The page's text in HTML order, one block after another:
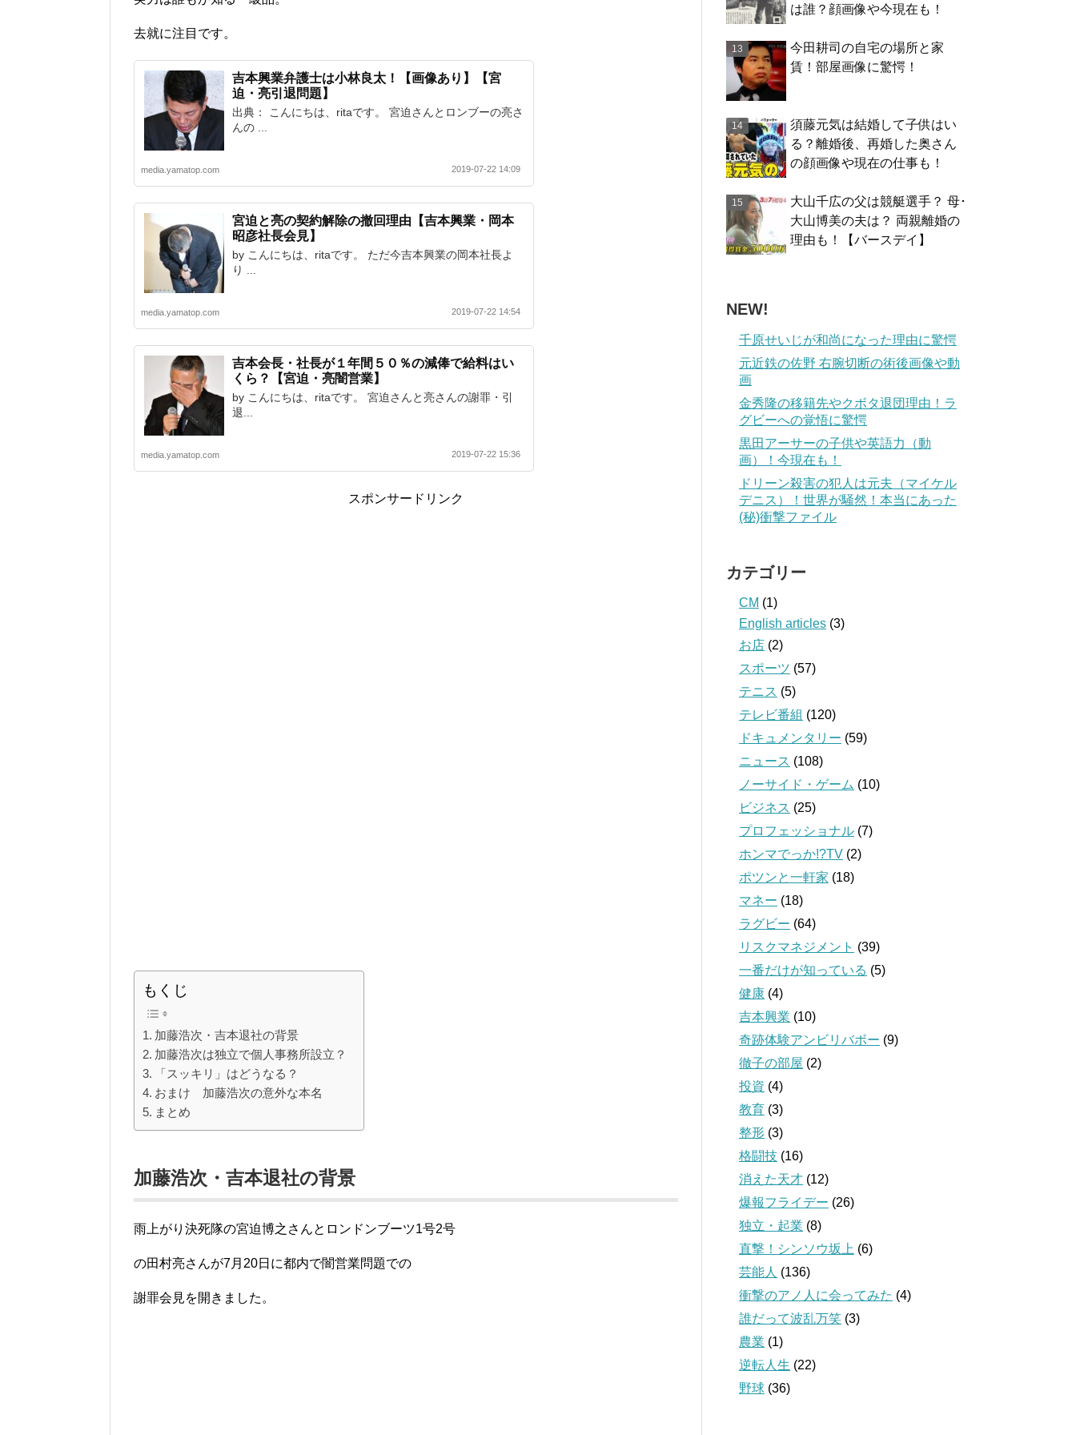
去就に注目です。
吉本興業弁護士は小林良太！【画像あり】【宮
迫・亮引退問題】
出典： こんにちは、ritaです。 宮迫さんとロンブーの亮さ
んの ...
media.yamatop.com 2019-07-22 14:09
宮迫と亮の契約解除の撤回理由【吉本興業・岡本
昭彦社長会見】
by こんにちは、ritaです。 ただ今吉本興業の岡本社長よ
り ...
media.yamatop.com 2019-07-22 14:54
吉本会長・社長が１年間５０％の減俸で給料はい
くら？【宮迫・亮闇営業】
by こんにちは、ritaです。 宮迫さんと亮さんの謝罪・引
退...
media.yamatop.com 2019-07-22 15:36
スポンサードリンク
もくじ
加藤浩次・吉本退社の背景
加藤浩次は独立で個人事務所設立？
「スッキリ」はどうなる？
おまけ 加藤浩次の意外な本名
まとめ
加藤浩次・吉本退社の背景
雨上がり決死隊の宮迫博之さんとロンドンブーツ1号2号
の田村亮さんが7月20日に都内で闇営業問題での
謝罪会見を開きました。
は誰？顔画像や今現在も！
今田耕司の自宅の場所と家
賃！部屋画像に驚愕！
須藤元気は結婚して子供はい
る？離婚後、再婚した奥さん
の顔画像や現在の仕事も！
大山千広の父は競艇選手？ 母･
大山博美の夫は？ 両親離婚の
理由も！【バースデイ】
NEW!
千原せいじが和尚になった理由に驚愕
元近鉄の佐野 右腕切断の術後画像や動
画
金秀隆の移籍先やクボタ退団理由！ラ
グビーへの覚悟に驚愕
黒田アーサーの子供や英語力（動
画）！今現在も！
ドリーン殺害の犯人は元夫（マイケル
デニス）！世界が騒然！本当にあった
(秘)衝撃ファイル
カテゴリー
CM (1)
English articles (3)
お店 (2)
スポーツ (57)
テニス (5)
テレビ番組 (120)
ドキュメンタリー (59)
ニュース (108)
ノーサイド・ゲーム (10)
ビジネス (25)
プロフェッショナル (7)
ホンマでっか!?TV (2)
ポツンと一軒家 (18)
マネー (18)
ラグビー (64)
リスクマネジメント (39)
一番だけが知っている (5)
健康 (4)
吉本興業 (10)
奇跡体験アンビリバボー (9)
徹子の部屋 (2)
投資 (4)
教育 (3)
整形 (3)
格闘技 (16)
消えた天才 (12)
爆報フライデー (26)
独立・起業 (8)
直撃！シンソウ坂上 (6)
芸能人 (136)
衝撃のアノ人に会ってみた (4)
誰だって波乱万笑 (3)
農業 (1)
逆転人生 (22)
野球 (36)